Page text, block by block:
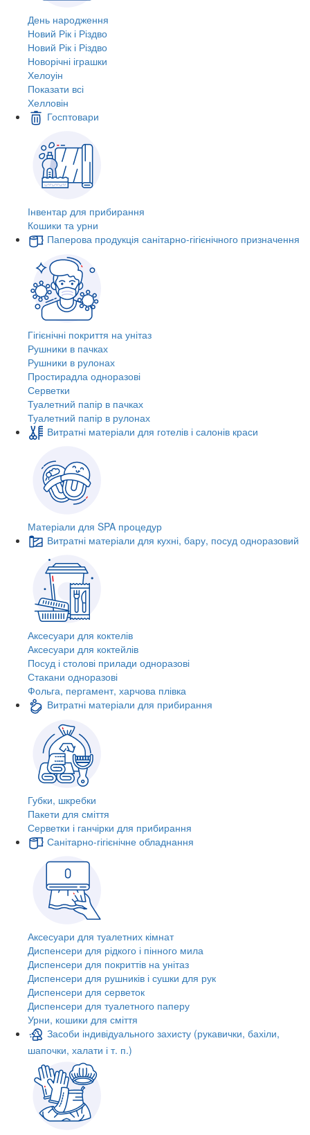
День народження
Новий Рік і Різдво
Новий Рік і Різдво
Новорічні іграшки
Хелоуін
Показати всі
Хелловін
Госптовари
Інвентар для прибирання
Кошики та урни
Паперова продукція санітарно-гігієнічного призначення
Гігієнічні покриття на унітаз
Рушники в пачках
Рушники в рулонах
Простирадла одноразові
Серветки
Туалетний папір в пачках
Туалетний папір в рулонах
Витратні матеріали для готелів і салонів краси
Матеріали для SPA процедур
Витратні матеріали для кухні, бару, посуд одноразовий
Аксесуари для коктелів
Аксесуари для коктейлів
Посуд і столові прилади одноразові
Стакани одноразові
Фольга, пергамент, харчова плівка
Витратні матеріали для прибирання
Губки, шкребки
Пакети для сміття
Серветки і ганчірки для прибирання
Санітарно-гігієнічне обладнання
Аксесуари для туалетних кімнат
Диспенсери для рідкого і пінного мила
Диспенсери для покриттів на унітаз
Диспенсери для рушників і сушки для рук
Диспенсери для серветок
Диспенсери для туалетного паперу
Урни, кошики для сміття
Засоби індивідуального захисту (рукавички, бахіли,
шапочки, халати і т. п.)